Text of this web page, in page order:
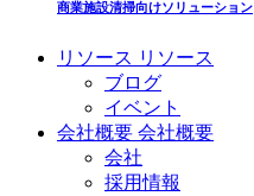
商業施設清掃向けソリューション
リソース リソース
ブログ
イベント
会社概要 会社概要
会社
採用情報